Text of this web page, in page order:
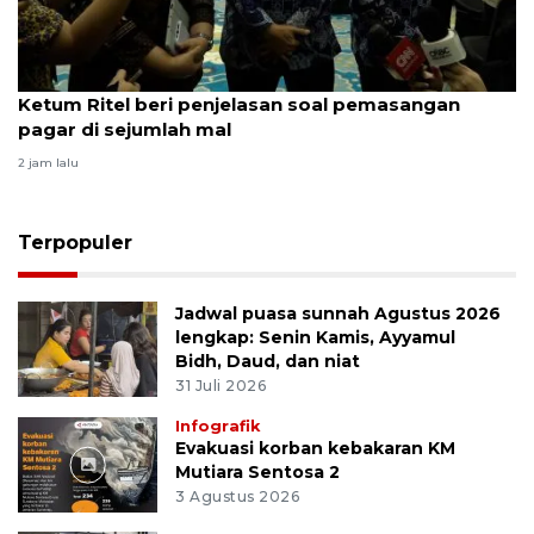
Ketum Ritel beri penjelasan soal pemasangan
pagar di sejumlah mal
2 jam lalu
Terpopuler
Jadwal puasa sunnah Agustus 2026
lengkap: Senin Kamis, Ayyamul
Bidh, Daud, dan niat
31 Juli 2026
Infografik
Evakuasi korban kebakaran KM
Mutiara Sentosa 2
3 Agustus 2026